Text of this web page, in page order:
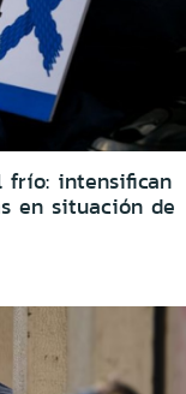
frío: intensifican
en situación de